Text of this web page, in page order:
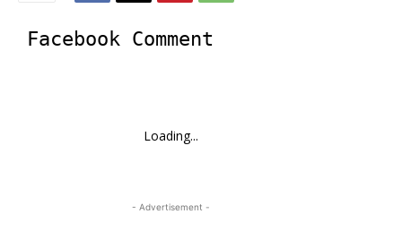
Facebook Comment
Loading...
- Advertisement -